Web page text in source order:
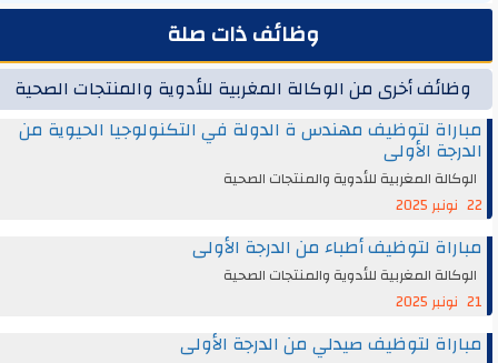
وظائف ذات صلة
وظائف أخرى من الوكالة المغربية للأدوية والمنتجات الصحية
مباراة لتوظيف مهندس ة الدولة في التكنولوجيا الحيوية من
الدرجة الأولى
الوكالة المغربية للأدوية والمنتجات الصحية
22 نونبر 2025
مباراة لتوظيف أطباء من الدرجة الأولى
الوكالة المغربية للأدوية والمنتجات الصحية
21 نونبر 2025
مباراة لتوظيف صيدلي من الدرجة الأولى